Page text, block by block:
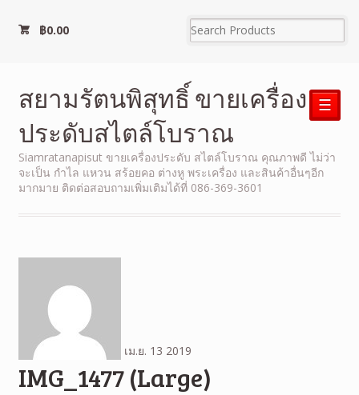
฿0.00
สยามรัตนพิสุทธิ์ ขายเครื่อง
ประดับสไตล์โบราณ
Siamratanapisut ขายเครื่องประดับ สไตล์โบราณ คุณภาพดี ไม่ว่า
จะเป็น กำไล แหวน สร้อยคอ ต่างหู พระเครื่อง และสินค้าอื่นๆอีก
มากมาย ติดต่อสอบถามเพิ่มเติมได้ที่ 086-369-3601
☰
เม.ย. 13 2019
IMG_1477 (Large)